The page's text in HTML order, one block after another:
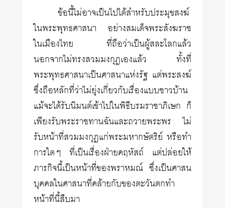
ข้อนี้ไม่อาจเป็นไปได้สำหรับประมุขสงฆ์
ในพระพุทธศาสนา อย่างสมเด็จพระสังฆราช
ในเมืองไทย ที่ถือว่าเป็นผู้สละโลกแล้ว
นอกจากไม่ทรงสวมมงกุฎเองแล้ว ทั้งที่
พระพุทธศาสนาเป็นศาสนาแห่งรัฐ แต่พระสงฆ์
ซึ่งถือหลักที่ว่าไม่ยุ่งเกี่ยวกับเรื่องแบบชาวบ้าน
แม้จะได้รับนิมนต์เข้าไปในพิธีบรมราชาภิเษก ก็
เพียงรับพระราชทานฉันและถวายพระพร ไม่
รับหน้าที่สวมมงกุฎแก่พระมหากษัตริย์ หรือทำ
การใดๆ ที่เป็นเรื่องฝ่ายคฤหัสถ์ แต่ปล่อยให้
ภารกิจนี้เป็นหน้าที่ของพราหมณ์ ซึ่งเป็นศาสน
บุคคลในศาสนาที่คล้ายกับของตะวันตกทำ
หน้าที่นี้สืบมา